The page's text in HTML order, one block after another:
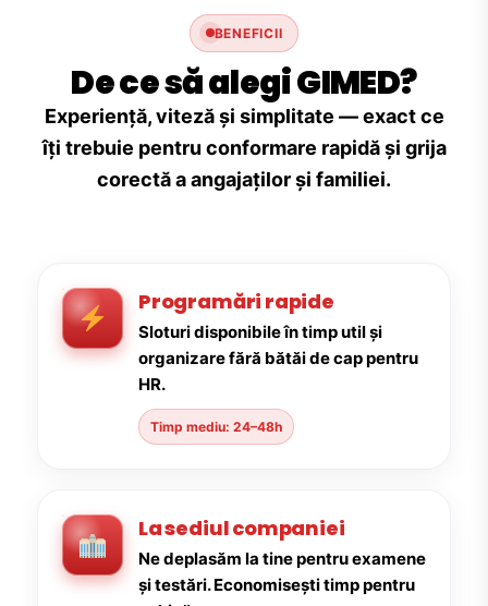
BENEFICII
De ce să alegi GIMED?
Experiență, viteză și simplitate — exact ce
îți trebuie pentru conformare rapidă și grija
corectă a angajaților și familiei.
Programări rapide
Sloturi disponibile în timp util și
organizare fără bătăi de cap pentru
HR.
Timp mediu: 24–48h
La sediul companiei
Ne deplasăm la tine pentru examene
și testări. Economisești timp pentru